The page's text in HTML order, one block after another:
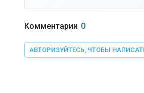
Комментарии 0
АВТОРИЗУЙТЕСЬ, ЧТОБЫ